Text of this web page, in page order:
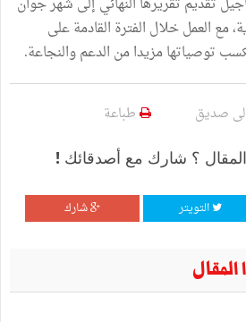
مع العمل خلال الفترة القادمة على
توصياتها مزيدا من الدعم والنجاعة.
صديق طباعة
؟ شارك مع أصدقائك !
التويتر شارك